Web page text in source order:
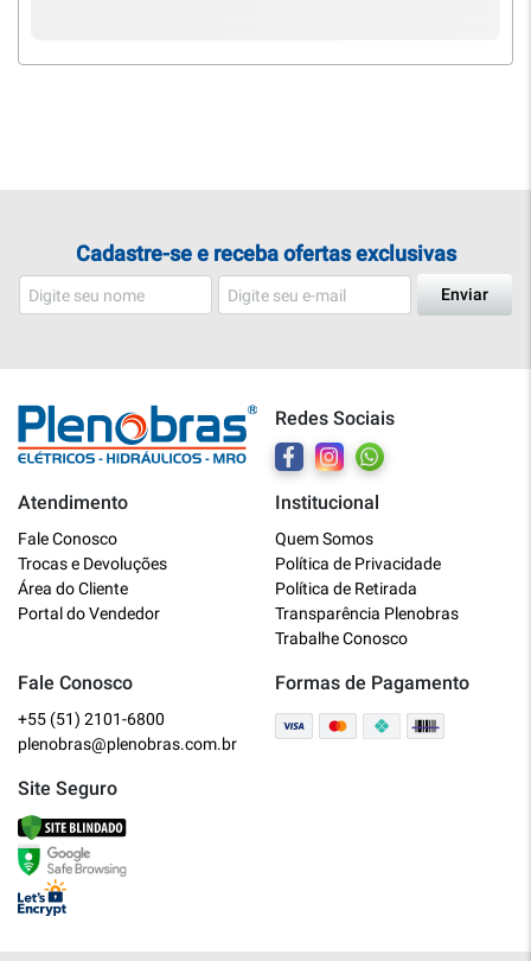
Cadastre-se e receba ofertas exclusivas
Enviar
Redes Sociais
Atendimento
Fale Conosco
Trocas e Devoluções
Área do Cliente
Portal do Vendedor
Institucional
Quem Somos
Política de Privacidade
Política de Retirada
Transparência Plenobras
Trabalhe Conosco
Fale Conosco
+55 (51) 2101-6800
plenobras@plenobras.com.br
Formas de Pagamento
Site Seguro
Online
Bem vindo a Plenobras! Aqui você
encontra toda a linha de materiais
O que você deseja?
Dúvidas técnicas sobre produtos